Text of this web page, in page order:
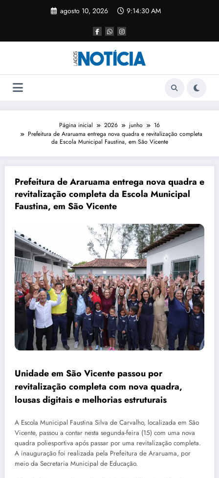
agosto 10, 2026 9:14:32 AM
Página inicial 2026 junho
16
Prefeitura de Araruama entrega nova quadra e revitalização completa
da Escola Municipal Faustina, em São Vicente
Prefeitura de Araruama entrega nova quadra e
revitalização completa da Escola Municipal
Faustina, em São Vicente
Unidade em São Vicente passou por
revitalização completa com nova quadra,
lousas digitais e melhorias estruturais
A Escola Municipal Faustina Silva de Carvalho, localizada em São
Vicente, passou a contar nesta segunda-feira (15) com uma nova
quadra poliesportiva após passar por uma revitalização completa.
A inauguração foi realizada pela Prefeitura de Araruama, por
meio da Secretaria Municipal de Educação.